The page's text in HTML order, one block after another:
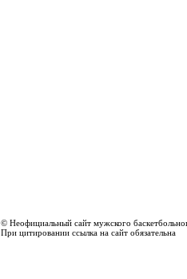
© Неофициальный сайт мужского
При цитировании ссылка на сайт обязательна